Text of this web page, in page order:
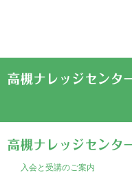
入会と受講のご案内